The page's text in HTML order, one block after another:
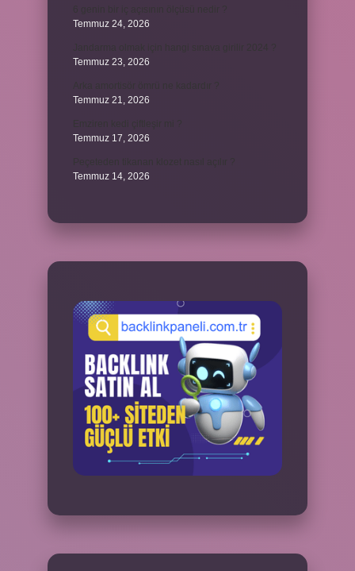
Temmuz 24, 2026
Temmuz 23, 2026
Temmuz 21, 2026
Temmuz 17, 2026
Temmuz 14, 2026